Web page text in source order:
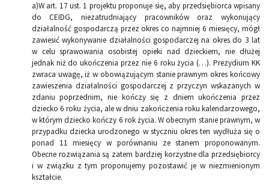
a)W art. 17 ust. 1 projektu proponuje się, aby przedsiębiorca wpisany
do CEIDG, niezatrudniający pracowników oraz wykonujący
działalność gospodarczą przez okres co najmniej 6 miesięcy, mógł
zawiesić wykonywanie działalności gospodarczej na okres do 3 lat
w celu sprawowania osobistej opieki nad dzieckiem, nie dłużej
jednak niż do ukończenia przez nie 6 roku życia (…). Prezydium KK
zwraca uwagę, iż w obowiązującym stanie prawnym okres końcowy
zawieszenia działalności gospodarczej z przyczyn wskazanych w
zdaniu poprzednim, nie kończy się z dniem ukończenia przez
dziecko 6 roku życia, ale w dniu zakończenia roku kalendarzowego,
w którym dziecko kończy 6 rok życia. W obecnym stanie prawnym, w
przypadku dziecka urodzonego w styczniu okres ten wydłuża się o
ponad 11 miesięcy w porównaniu ze stanem proponowanym.
Obecne rozwiązania są zatem bardziej korzystne dla przedsiębiorcy
i w związku z tym proponujemy pozostawić je w niezmienionym
kształcie.